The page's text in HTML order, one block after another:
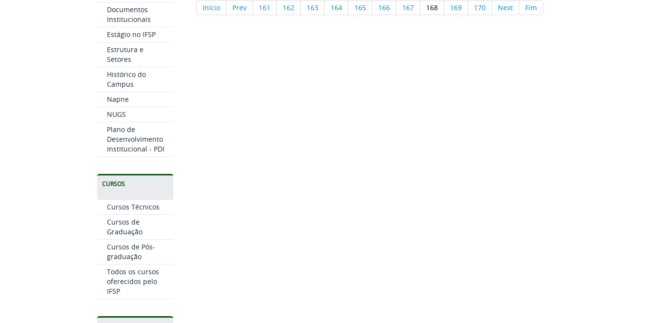
Documentos
Institucionais
Estágio no IFSP
Estrutura e
Setores
Histórico do
Campus
Napne
NUGS
Plano de
Desenvolvimento
Institucional - PDI
CURSOS
Cursos Técnicos
Cursos de
Graduação
Cursos de Pós-
graduação
Todos os cursos
oferecidos pelo
IFSP
Início
Prev 161 162 163 164 165 166 167 168 169 170 Next Fim